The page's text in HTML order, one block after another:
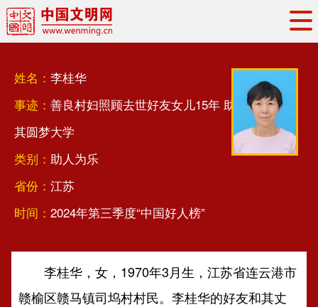
权威发布
地方交流
文明培育
文明实践
文明创建
姓名： 李桂华
事迹： 善良村妇照顾去世好友女儿15年 助
其圆梦大学
类别： 助人为乐
省份： 江苏
时间： 2024年第三季度“中国好人榜”
李桂华，女，1970年3月生，江苏省连云港市
赣榆区赣马镇司坞村村民。李桂华的好友和其丈